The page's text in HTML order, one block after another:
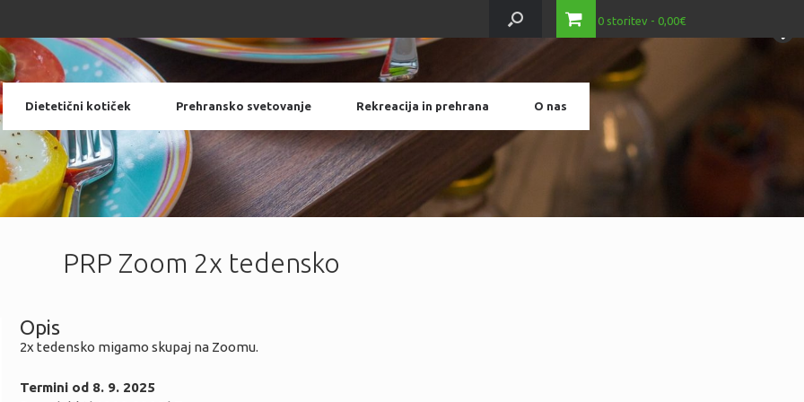
0 storitev 0,00€
telesa ali hujšanju, lahko pa to postane njen “stranski učinek”.
telesa ali hujšanju, lahko pa to postane njen “stranski učinek”.
telesa ali hujšanju, lahko pa to postane njen “stranski učinek”.
Dietetični kotiček Prehransko svetovanje Rekreacija in prehrana O nas
PRP Zoom 2x tedensko
Opis
2x tedensko migamo skupaj na Zoomu.
Termini od 8. 9. 2025